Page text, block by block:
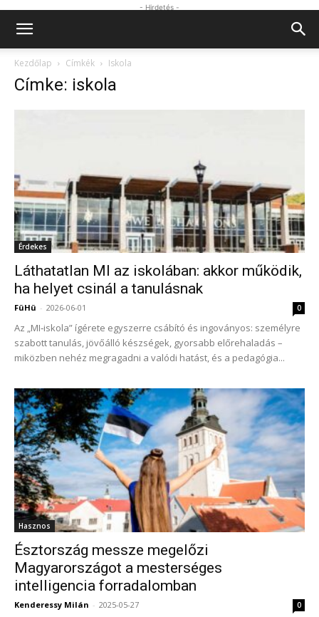
- Hirdetés -
Kezdőlap Címkék Iskola
Címke: iskola
Érdekes
Láthatatlan MI az iskolában: akkor működik,
ha helyet csinál a tanulásnak
FüHü - 2026-06-01 0
Az „MI‑iskola” ígérete egyszerre csábító és ingoványos: személyre
szabott tanulás, jövőálló készségek, gyorsabb előrehaladás –
miközben nehéz megragadni a valódi hatást, és a pedagógia...
Hasznos
Észtország messze megelőzi
Magyarországot a mesterséges
intelligencia forradalomban
Kenderessy Milán - 2025-05-27 0